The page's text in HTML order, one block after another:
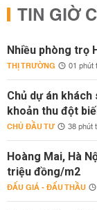
TIN GIỜ
Nhiều phòng trọ
THỊ TRƯỜNG 01
Chủ dự án khách
khoản thu đột
CHỦ ĐẦU TƯ 38 phút
Hoàng Mai, Hà
triệu đồng/m2
ĐẤU GIÁ - ĐẤU THẦU